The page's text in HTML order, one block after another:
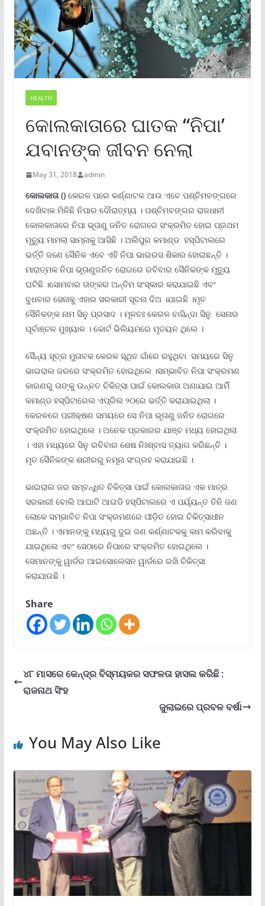
HEALTH
କୋଲକାତାରେ ଘାତକ “ନିପା’
ଯବାନଙ୍କ ଜୀବନ ନେଲା
May 31, 2018 admin
କୋଲକାତା () କେରଳ ପରେ କର୍ଣ୍ଣାଟକ ଆଉ ଏବେ ପଶ୍ଚିମବଙ୍ଗରେ
ଦେଖିବାକ ମିଳିଛି ନିପାର ଦୌରାତ୍ମ୍ୟ । ପଶ୍ଚିମବଙ୍ଗର ରାଜଧାନୀ
କୋଲକାତାରେ ନିପା ଭୂତାଣୁ ଜନିତ ରୋଗରେ ସଂକ୍ରମିତ ହୋଇ ପ୍ରଥମ
ମୃତ୍ୟୁ ମାମଲା ସାମ୍ନାକୁ ଆସିଛି । ଅଲିପୁର କମାଣ୍ଡ ହସ୍ପିଟାଲରେ
ଭର୍ତ୍ତି ଜଣେ ସୈନିକ ଏବେ ଏହି ନିପା ଭାଇରସ ଶିକାର ହୋଇଛନ୍ତି ।
ମାରାତ୍ମକ ନିପା ଭୂତାଣୁଜନିତ ରୋଗରେ ରବିବାର ସୈନିକଙ୍କ ମୃତ୍ୟୁ
ଘଟିଛି ।ସୋମବାର ତାଙ୍କର ଅନ୍ତିମ ସଂସ୍କାର କରାଯାଇଛି ଏବଂ
ବୁଧବାର ସେନାକୁ ଏହାର ସରକାରୀ ସୂଚନା ଦିଅ ।ଯାଇଛି ।ମୃତ
ସୈନିକଙ୍କ ନାମ ସିନୁ ପ୍ରସାଦ । ମୂଳତଃ କେରଳ ବାସିନ୍ଦା ସିନୁ ସେନାର
ପୂର୍ବାଞ୍ଚଳ ମୁଖ୍ୟାଳ । କୋର୍ଟ ଭିଲିୟମରେ ମୃତୟନ ଥିଲେ ।
ସୈନ୍ୟ ସୂତ୍ର ମୁତାବକ କେରଳ ସ୍ଥିତ ଗାଁରେ ରହୁଥିବା ସମୟରେ ସିନୁ
ଭାଇରାଲ ଜରରେ ସଂକ୍ରମିତ ହୋଇଥିଲେ ।ସମ୍ଭାବିତ ନିପା ସଂକ୍ରମଣ
କାରଣରୁ ତାଙ୍କୁ ଉନ୍ନତ ଚିକିତ୍ସା ପାଇଁ କୋଲକାତା ଅଣାଯାଇ ଆର୍ମି
କମାଣ୍ଡ ହସ୍ପିଟାରେଲ ଏପ୍ରିଲ ୨୦ରେ ଭର୍ତ୍ତି କରାଯାଇଥିଲା ।
କେରଳରେ ପରୀକ୍ଷଣ ସମୟରେ ସେ ନିପା ଭୂତାଣୁ ଜନିତ ରୋଗରେ
ସଂକ୍ରମିତ ହୋଇଥିଲେ । ଅନେକ ପ୍ରକାରର ଯାଞ୍ଚ ମଧ୍ୟ ହୋଇଥିଲା
। ଏହା ମଧ୍ୟରେ ସିନୁ ରବିବାର ଶେଷ ନିଃଶ୍ବାସ ତ୍ୟାଗ କରିଛନ୍ତି ।
ମୃତ ସୈନିକଙ୍କ ଶରୀରରୁ ନମୂନା ସଂଗ୍ରହ କରାଯାଇଛି ।
ଭାଇରାଲ ଜର ସମ୍ବନ୍ଧିତ ଚିକିତ୍ସା ପାଇଁ କୋଲକାତାର ଏକ ମାତ୍ର
ସରକାରୀ ବୋଲି ଆଘାଟି ଆଇଡି ହସ୍ପିଟାଲରେ ଏ ପର୍ୟ୍ୟନ୍ତ ତିନି ଜଣ
ଲୋକେ ସମ୍ଭାବିତ ନିପା ସଂକ୍ରମଣରେ ପୀଡ଼ିତ ହୋଇ ଚିକିତ୍ସାଧୀନ
ଅଛନ୍ତି । ଏମାନଙ୍କୁ ମଧ୍ୟରୁ ଦୁଇ ଜଣ କର୍ଣ୍ଣାଟକକୁ କାମ କରିବାକୁ
ଯାଇଥିଲେ ଏବଂ ସେଠାରେ ନିପାରେ ସଂକ୍ରମିତ ହୋଇଥିଲେ ।
ସେମାନଙ୍କୁ ୱାର୍ଡର ଆଇସୋଲେସନ ୱାର୍ଡରେ ରଖି ଚିକିତ୍ସା
କରାଯାଉଛି ।
Share
୪୮ ମାସରେ କେନ୍ଦ୍ର ବିସ୍ମୟକର ସଫଳତା ହାସଲ କରିଛି :
ରାଜନାଥ ସିଂହ
ଜୁଲାଇରେ ପ୍ରବଳ ବର୍ଷା
You May Also Like